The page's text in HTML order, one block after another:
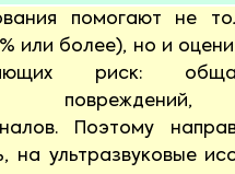
помогают не
или более), но и
риск:
Поэтому
на ультразвуковые